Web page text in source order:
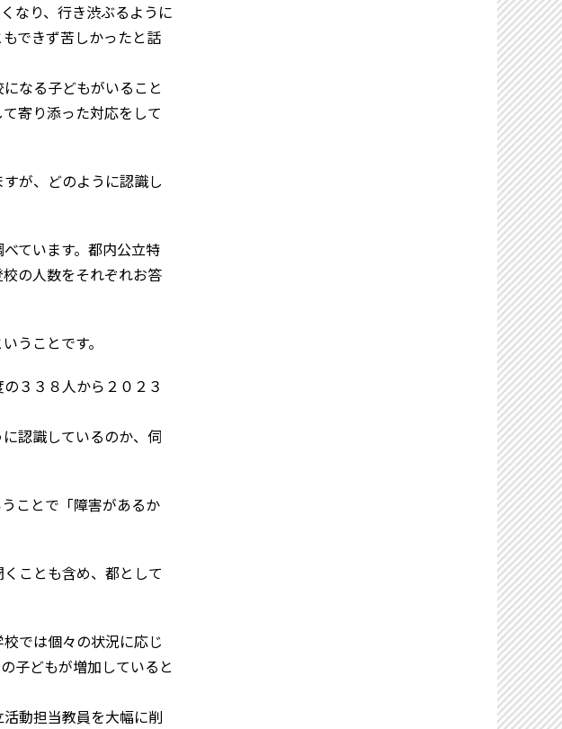
なり、行き渋ぶるように
できず苦しかったと話
なる子どもがいること
寄り添った対応をして
が、どのように認識し
ています。都内公立特
の人数をそれぞれお答
うことです。
３３８人から２０２３
認識しているのか、伺
ことで「障害があるか
ことも含め、都として
では個々の状況に応じ
子どもが増加していると
動担当教員を大幅に削